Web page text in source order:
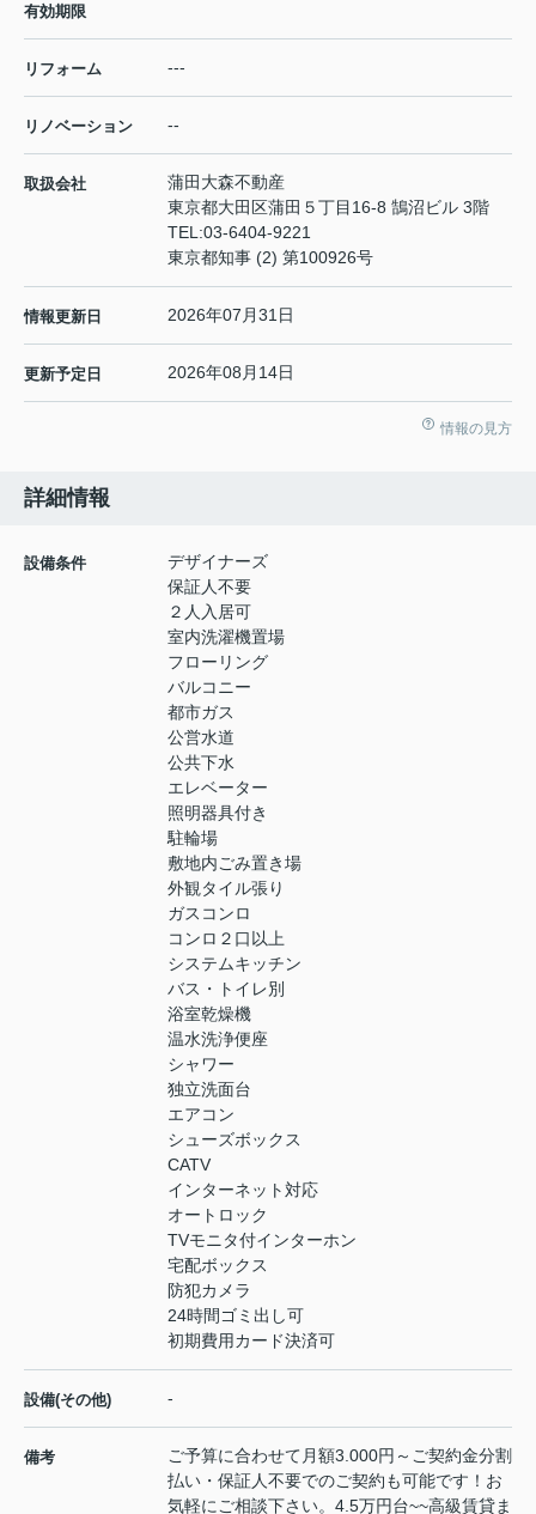
有効期限
リフォーム ---
リノベーション --
取扱会社
蒲田大森不動産
東京都大田区蒲田５丁目16-8 鵠沼ビル 3階
TEL:03-6404-9221
東京都知事 (2) 第100926号
情報更新日 2026年07月31日
更新予定日 2026年08月14日
情報の見方
詳細情報
設備条件
デザイナーズ
保証人不要
２人入居可
室内洗濯機置場
フローリング
バルコニー
都市ガス
公営水道
公共下水
エレベーター
照明器具付き
駐輪場
敷地内ごみ置き場
外観タイル張り
ガスコンロ
コンロ２口以上
システムキッチン
バス・トイレ別
浴室乾燥機
温水洗浄便座
シャワー
独立洗面台
エアコン
シューズボックス
CATV
インターネット対応
オートロック
TVモニタ付インターホン
宅配ボックス
防犯カメラ
24時間ゴミ出し可
初期費用カード決済可
設備(その他) -
備考
ご予算に合わせて月額3.000円～ご契約金分割
払い・保証人不要でのご契約も可能です！お
気軽にご相談下さい。4.5万円台~~高級賃貸ま